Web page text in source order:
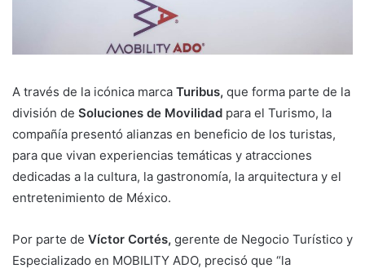
A través de la icónica marca Turibus, que forma parte de la
división de Soluciones de Movilidad para el Turismo, la
compañía presentó alianzas en beneficio de los turistas,
para que vivan experiencias temáticas y atracciones
dedicadas a la cultura, la gastronomía, la arquitectura y el
entretenimiento de México.
Por parte de Víctor Cortés, gerente de Negocio Turístico y
Especializado en MOBILITY ADO, precisó que “la